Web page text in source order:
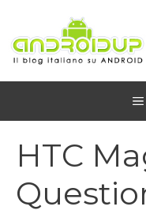
contenuto
HTC